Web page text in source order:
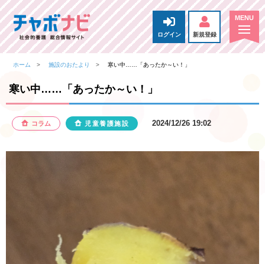
ログイン 新規登録
ホーム 施設のおたより 寒い中……「あったか～い！」
寒い中……「あったか～い！」
コラム 児童養護施設 2024/12/26 19:02